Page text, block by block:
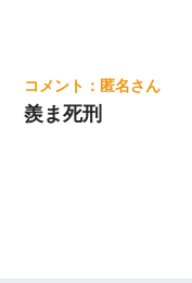
匿名
羨ま死刑